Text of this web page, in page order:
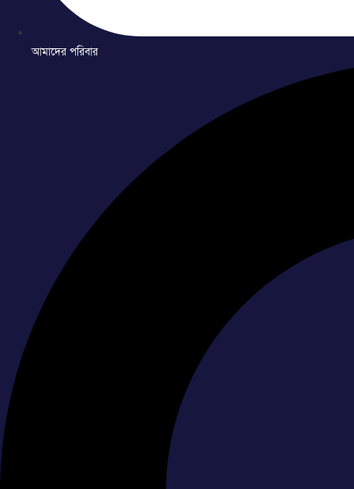
আমাদের পরিবার